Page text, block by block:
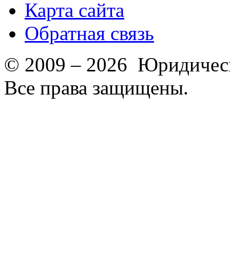
Карта сайта
Обратная связь
© 2009 – 2026
Все права защищены.